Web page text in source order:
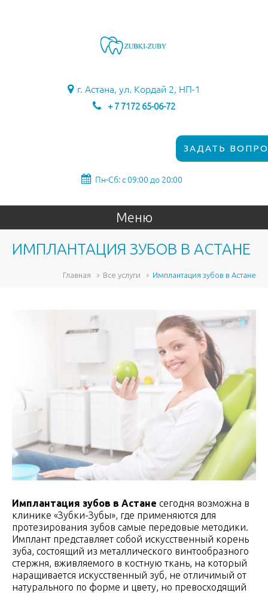
г. Астана, ул. Кордай 2, НП-1
+ 7 7172 65-06-72
ЗАДАТЬ
Пн-Сб: с 09:00 до 20:00
Меню
ИМПЛАНТАЦИЯ ЗУБОВ В АСТАНЕ
Главная Все услуги Имплантация зубов в Астане
Имплантация зубов в Астане сегодня возможна в
клинике «Зубки-Зубы», где применяются для
протезирования зубов самые передовые методики.
Имплант представляет собой искусственный корень
зуба, состоящий из металлического винтообразного
стержня, вживляемого в костную ткань, на который
наращивается искусственный зуб, не отличимый от
натурального по форме и цвету, но превосходящий